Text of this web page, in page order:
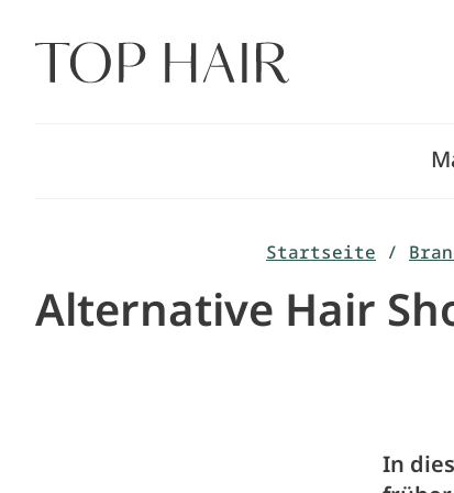
Inhalt
springen
Startseite /
Alternative Hair
In